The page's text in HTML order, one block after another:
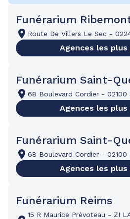
Funérarium
Route De Villers Le Sec -
Agences les plus
Funérarium Saint-
68 Boulevard Cordier - 02100
Agences les plus
Funérarium Saint-
68 Boulevard Cordier - 02100
Agences les plus
Funérarium Reims
15 R Maurice Prévoteau - ZI